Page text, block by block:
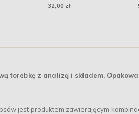
32,00 zł
torebkę z analizą i składem.
jest produktem zawierającym